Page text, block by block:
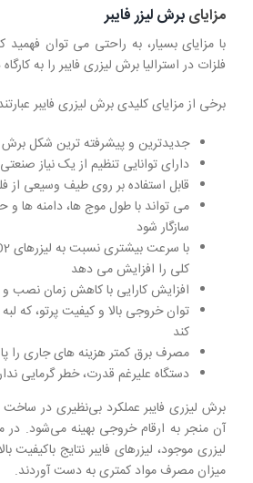
مزایایبرش لیزر فایبر
با مزایای بسیار، به راحتی می توان
فلزات در استرالیا برش لیزری فایبر را به
برخی از مزایای کلیدی برش لیزری فایبر
جدیدترین و پیشرفته ترین شکل برش
دارای توانایی تنظیم از یک نیاز
قابل استفاده بر روی طیف وسیعی از
می تواند با طول موج ها، دامنه
سازگار شود
کلی را افزایش می دهد
افزایش کارایی با کاهش زمان نصب و
توان خروجی بالا و کیفیت پرتو، که
کند
مصرف برق کمتر هزینه های جاری را
دستگاه علیرغم قدرت، خطر گرمایی
برش لیزری فایبر عملکرد بی‌نظیری در
آن منجر به ارقام خروجی بهینه می‌شود. در
لیزری موجود، لیزرهای فایبر نتایج باکیفیت
میزان مصرف مواد کمتری به دست آوردند.